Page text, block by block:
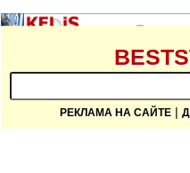
РЕКЛАМА НА САЙТЕ|